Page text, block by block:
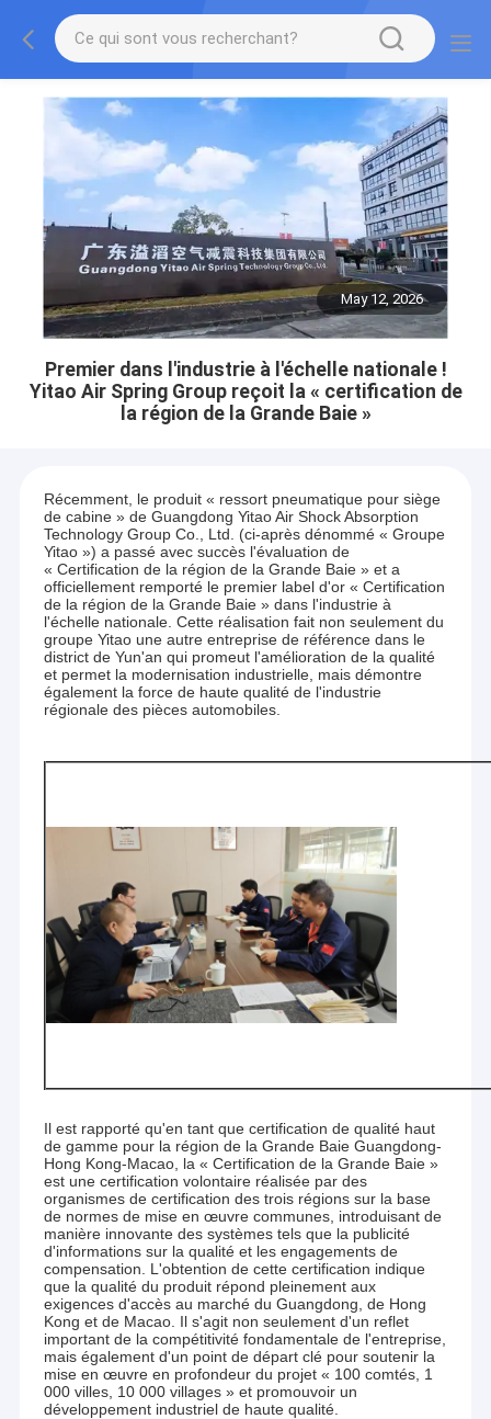
May 12, 2026
Premier dans l'industrie à l'échelle nationale !
Yitao Air Spring Group reçoit la « certification de
la région de la Grande Baie »
Récemment, le produit « ressort pneumatique pour siège
de cabine » de Guangdong Yitao Air Shock Absorption
Technology Group Co., Ltd. (ci-après dénommé « Groupe
Yitao ») a passé avec succès l'évaluation de
« Certification de la région de la Grande Baie » et a
officiellement remporté le premier label d'or « Certification
de la région de la Grande Baie » dans l'industrie à
l'échelle nationale. Cette réalisation fait non seulement du
groupe Yitao une autre entreprise de référence dans le
district de Yun'an qui promeut l'amélioration de la qualité
et permet la modernisation industrielle, mais démontre
également la force de haute qualité de l'industrie
régionale des pièces automobiles.
Il est rapporté qu'en tant que certification de qualité haut
de gamme pour la région de la Grande Baie Guangdong-
Hong Kong-Macao, la « Certification de la Grande Baie »
est une certification volontaire réalisée par des
organismes de certification des trois régions sur la base
de normes de mise en œuvre communes, introduisant de
manière innovante des systèmes tels que la publicité
d'informations sur la qualité et les engagements de
compensation. L'obtention de cette certification indique
que la qualité du produit répond pleinement aux
exigences d'accès au marché du Guangdong, de Hong
Kong et de Macao. Il s'agit non seulement d'un reflet
important de la compétitivité fondamentale de l'entreprise,
mais également d'un point de départ clé pour soutenir la
mise en œuvre en profondeur du projet « 100 comtés, 1
000 villes, 10 000 villages » et promouvoir un
développement industriel de haute qualité.